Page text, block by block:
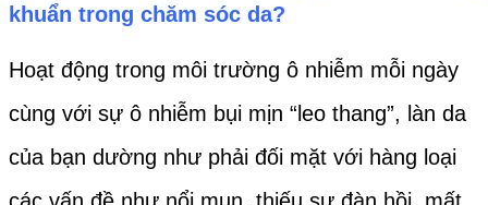
khuẩn trong chăm sóc da?
Hoạt động trong môi trường ô nhiễm mỗi ngày
cùng với sự ô nhiễm bụi mịn “leo thang”, làn da
của bạn dường như phải đối mặt với hàng loại